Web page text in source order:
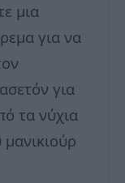
μια
για να
για
τα νύχια